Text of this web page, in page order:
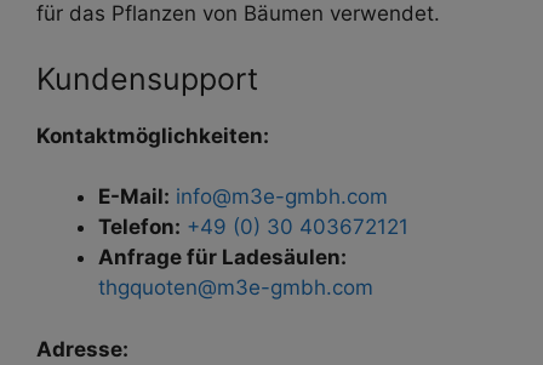
für das Pflanzen von Bäumen verwendet.
Kundensupport
Kontaktmöglichkeiten:
E-Mail: info@m3e-gmbh.com
Telefon: +49 (0) 30 403672121
Anfrage für Ladesäulen:
thgquoten@m3e-gmbh.com
Adresse: